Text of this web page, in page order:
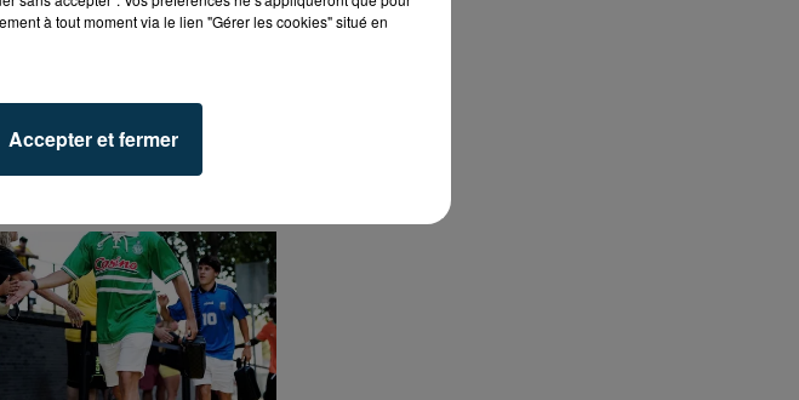
à tout moment via le lien "Gérer les cookies" situé en
Accepter et fermer